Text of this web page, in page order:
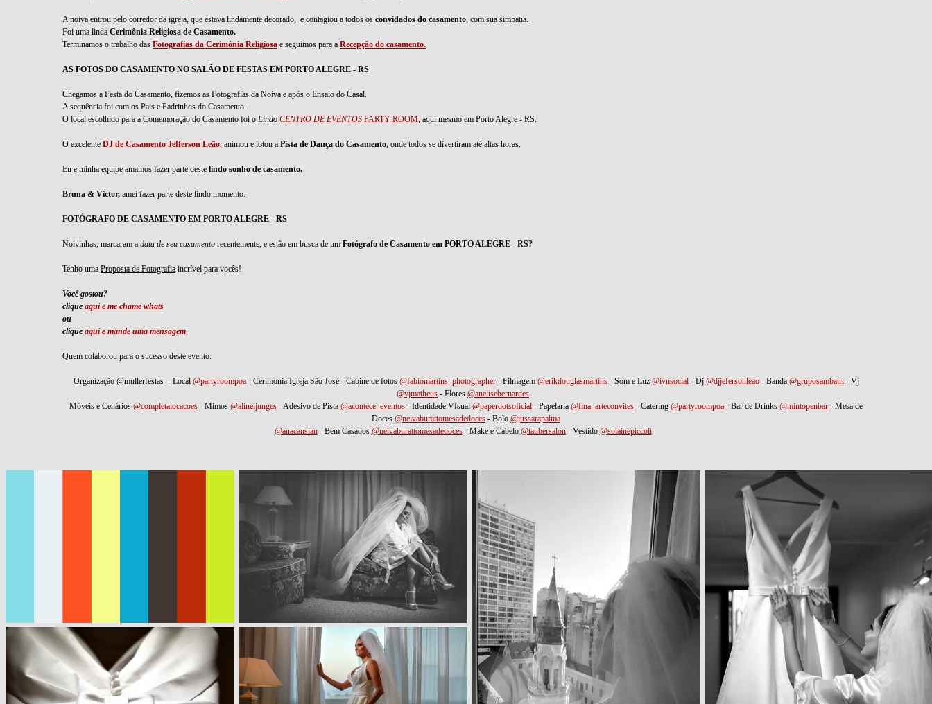
A noiva entrou pelo corredor da igreja, que estava lindamente decorado, e contagiou a todos os convidados do casamento, com sua simpatia.
Foi uma linda Cerimônia Religiosa de Casamento.
Terminamos o trabalho das Fotografias da Cerimônia Religiosa e seguimos para a Recepção do casamento.
AS FOTOS DO CASAMENTO NO SALÃO DE FESTAS EM PORTO ALEGRE - RS
Chegamos a Festa do Casamento, fizemos as Fotografias da Noiva e após o Ensaio do Casal.
A sequência foi com os Pais e Padrinhos do Casamento.
O local escolhido para a Comemoração do Casamento foi o Lindo CENTRO DE EVENTOS PARTY ROOM, aqui mesmo em Porto Alegre - RS.
O excelente DJ de Casamento Jefferson Leão, animou e lotou a Pista de Dança do Casamento, onde todos se divertiram até altas horas.
Eu e minha equipe amamos fazer parte deste lindo sonho de casamento.
Bruna & Victor, amei fazer parte deste lindo momento.
FOTÓGRAFO DE CASAMENTO EM PORTO ALEGRE - RS
Noivinhas, marcaram a data de seu casamento recentemente, e estão em busca de um Fotógrafo de Casamento em PORTO ALEGRE - RS?
Tenho uma Proposta de Fotografia incrível para vocês!
Você gostou?
clique aqui e me chame whats
ou
clique aqui e mande uma mensagem
Quem colaborou para o sucesso deste evento:
Organização @mullerfestas - Local @partyroompoa- Cerimonia Igreja São José - Cabine de fotos @fabiomartins_photographer- Filmagem @erikdouglasmartins- Som e Luz @ivnsocial- Dj @djjefersonleao- Banda @gruposambatri- Vj
@vjmatheus - Flores @anelisebernardes
Móveis e Cenários @completalocacoes - Mimos @alineijunges - Adesivo de Pista @acontece_eventos - Identidade VIsual @paperdotsoficial - Papelaria @fina_arteconvites - Catering @partyroompoa - Bar de Drinks @mintopenbar - Mesa de
Doces @neivaburattomesadedoces - Bolo @jussarapalma
@anacansian- Bem Casados @neivaburattomesadedoces- Make e Cabelo @taubersalon- Vestido @solainepiccoli⠀